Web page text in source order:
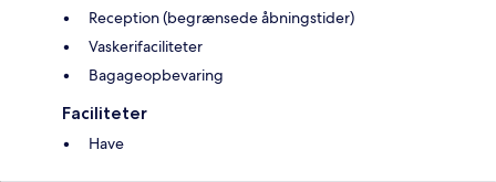
Reception (begrænsede åbningstider)
Vaskerifaciliteter
Bagageopbevaring
Faciliteter
Have